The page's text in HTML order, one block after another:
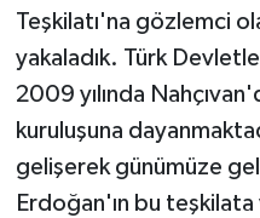
Teşkilatı'na gözlemci
yakaladık. Türk
2009 yılında
kuruluşuna
gelişerek günümüze
Erdoğan'ın bu